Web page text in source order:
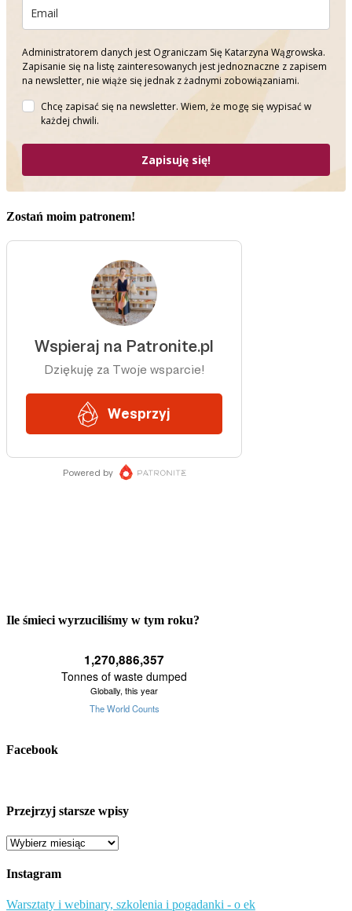
Administratorem danych jest Ograniczam Się Katarzyna Wągrowska.
Zapisanie się na listę zainteresowanych jest jednoznaczne z zapisem
na newsletter, nie wiąże się jednak z żadnymi zobowiązaniami.
Chcę zapisać się na newsletter. Wiem, że mogę się wypisać w
każdej chwili.
Zapisuję się!
Zostań moim patronem!
Ile śmieci wyrzuciliśmy w tym roku?
Facebook
Przejrzyj starsze wpisy
Przejrzyj
wpisy
Instagram
Warsztaty i webinary, szkolenia i pogadanki - o ek